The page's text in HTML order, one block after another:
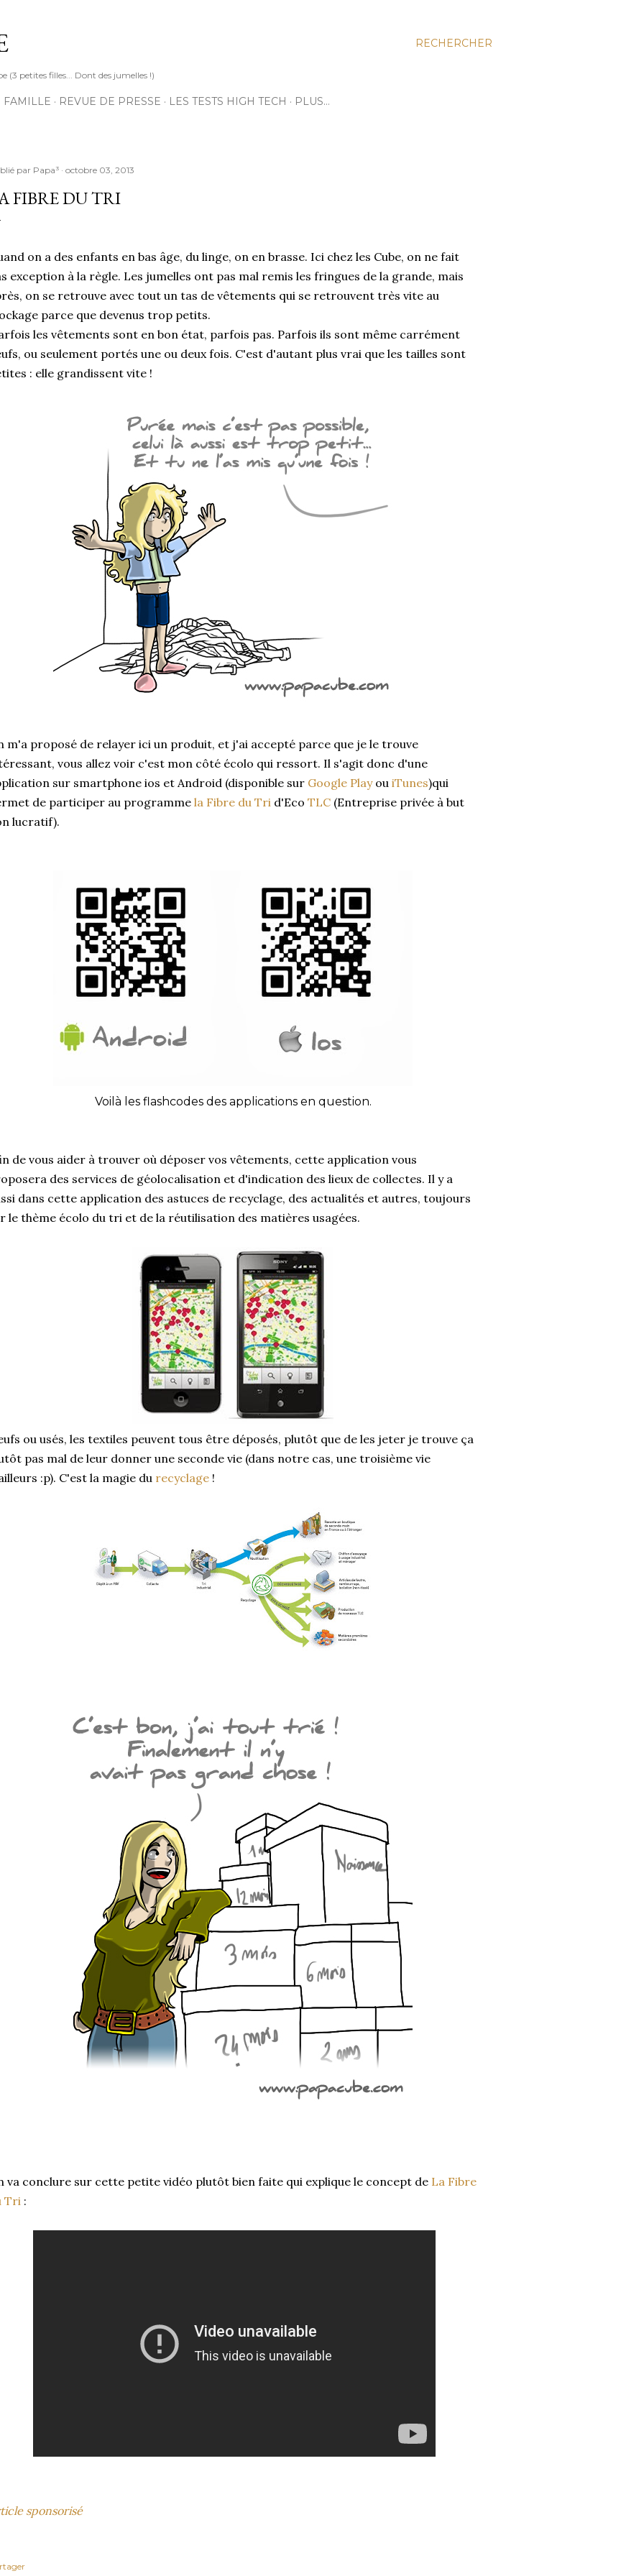
RECHERCHER
(3 petites filles... Dont des jumelles !)
FAMILLE REVUE DE PRESSE LES TESTS HIGH TECH PLUS…
par Papa³ octobre 03, 2013
FIBRE DU TRI
on a des enfants en bas âge, du linge, on en brasse. Ici chez les Cube, on ne fait
exception à la règle. Les jumelles ont pas mal remis les fringues de la grande, mais
on se retrouve avec tout un tas de vêtements qui se retrouvent très vite au
parce que devenus trop petits.
les vêtements sont en bon état, parfois pas. Parfois ils sont même carrément
ou seulement portés une ou deux fois. C'est d'autant plus vrai que les tailles sont
: elle grandissent vite !
m'a proposé de relayer ici un produit, et j'ai accepté parce que je le trouve
vous allez voir c'est mon côté écolo qui ressort. Il s'agit donc d'une
sur smartphone ios et Android (disponible sur Google Playou iTunes)qui
de participer au programme la Fibre du Tri d'Eco TLC (Entreprise privée à but
lucratif).
Voilà les flashcodes des applications en question.
de vous aider à trouver où déposer vos vêtements, cette application vous
des services de géolocalisation et d'indication des lieux de collectes. Il y a
dans cette application des astuces de recyclage, des actualités et autres, toujours
le thème écolo du tri et de la réutilisation des matières usagées.
ou usés, les textiles peuvent tous être déposés, plutôt que de les jeter je trouve ça
pas mal de leur donner une seconde vie (dans notre cas, une troisième vie
:p). C'est la magie du recyclage !
va conclure sur cette petite vidéo plutôt bien faite qui explique le concept de La Fibre
Tri :
sponsorisé